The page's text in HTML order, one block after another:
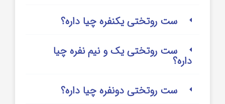
ست روتختی یکنفره چیا داره؟
ست روتختی یک و نیم نفره چیا
داره؟
ست روتختی دونفره چیا داره؟